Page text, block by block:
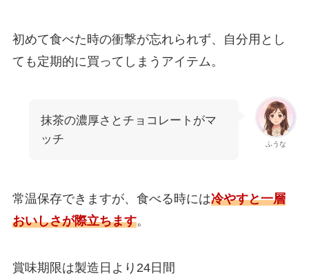
初めて食べた時の衝撃が忘れられず、自分用とし
ても定期的に買ってしまうアイテム。
ふうな
抹茶の濃厚さとチョコレートがマ
ッチ
常温保存できますが、食べる時には冷やすと一層
おいしさが際立ちます。
賞味期限は製造日より24日間